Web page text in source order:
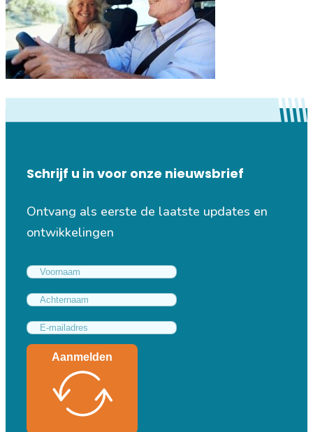
Schrijf u in voor onze nieuwsbrief
Ontvang als eerste de laatste updates en
ontwikkelingen
Aanmelden